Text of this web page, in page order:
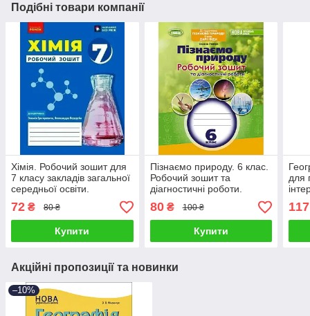
Подібні товари компанії
Хімія. Робочий зошит для
7 класу закладів загальної
середньої освіти.
Григорович О. В.
72 ₴ 80 ₴
Купити
Пізнаємо природу. 6 клас.
Робочий зошит та
діагностичні роботи.
Левчук О.
80₴ 100 ₴
Купити
для
117
Акційні пропозиції та новинки
–10%